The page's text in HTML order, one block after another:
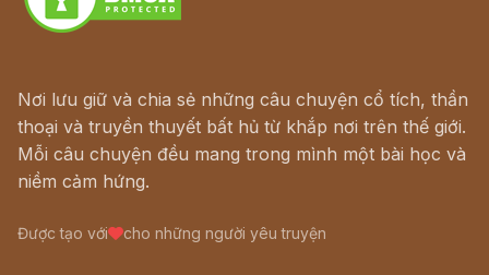
Nơi lưu giữ và chia sẻ những câu chuyện cổ tích, thần
thoại và truyền thuyết bất hủ từ khắp nơi trên thế giới.
Mỗi câu chuyện đều mang trong mình một bài học và
niềm cảm hứng.
Được tạo với cho những người yêu truyện